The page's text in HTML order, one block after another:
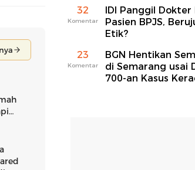
32
Komentar
IDI Panggil Dokter
Pasien BPJS,
Etik?
23
Komentar
BGN Hentikan
di Semarang usai
700-an Kasus